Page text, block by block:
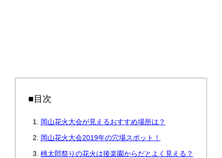
■目次
岡山花火大会が見えるおすすめ場所は？
岡山花火大会2019年の穴場スポット！
桃太郎祭りの花火は後楽園からだとよく見える？